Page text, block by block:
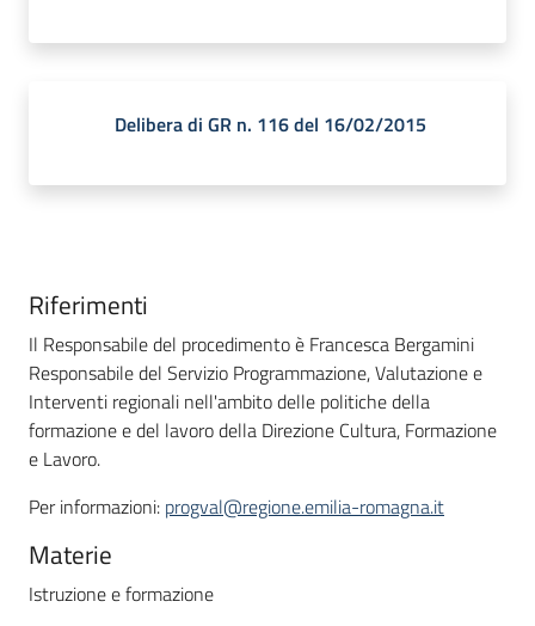
Delibera di GR n. 116 del 16/02/2015
Riferimenti
Il Responsabile del procedimento è Francesca Bergamini
Responsabile del Servizio Programmazione, Valutazione e
Interventi regionali nell'ambito delle politiche della
formazione e del lavoro della Direzione Cultura, Formazione
e Lavoro.
Per informazioni: progval@regione.emilia-romagna.it
Materie
Istruzione e formazione